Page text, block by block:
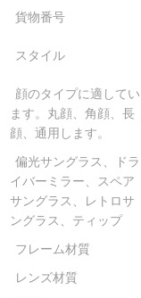
貨物番号
スタイル
顔のタイプに適してい
ます。丸顔、角顔、長
顔、通用します。
偏光サングラス、ドラ
イバーミラー、スペア
サングラス、レトロサ
ングラス、ティップ
フレーム材質
レンズ材質